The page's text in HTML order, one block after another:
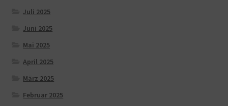
Juli 2025
Juni 2025
Mai 2025
April 2025
März 2025
Februar 2025